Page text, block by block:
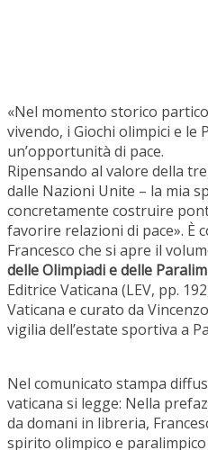
«Nel momento storico
vivendo, i Giochi olimpici e le
un’opportunità di pace.
Ripensando al valore della
dalle Nazioni Unite – la mia
concretamente costruire
favorire relazioni di pace». È
Francesco che si apre il
delle Olimpiadi e delle
Editrice Vaticana (LEV, pp.
Vaticana e curato da
vigilia dell’estate sportiva a
Nel comunicato stampa
vaticana si legge: Nella
da domani in libreria,
spirito olimpico e